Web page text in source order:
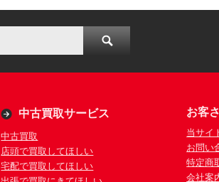
中古買取サービス
中古買取
店頭で買取してほしい
宅配で買取してほしい
お客
当サイ
お問い
特定商
会社案